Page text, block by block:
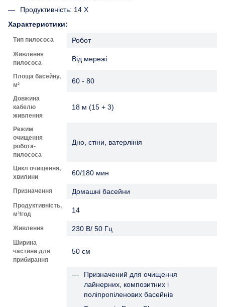
Продуктивність: 14 Х
Характеристики:
Тип пилососа Робот
Живлення
пилососа
Від мережі
Площа басейну,
м²
60 - 80
Довжина
кабелю
живлення
18 м (15 + 3)
Режим
очищення
робота-
пилососа
Дно, стіни, ватерлінія
Цикл очищення,
хвилини
60/180 мин
Призначення Домашні басейни
Продуктивність,
м³/год
14
Живлення 230 В/ 50 Гц
Ширина
частини для
прибирання
50 см
Призначений для очищення
лайнерних, композитних і
поліпропіленових басейнів